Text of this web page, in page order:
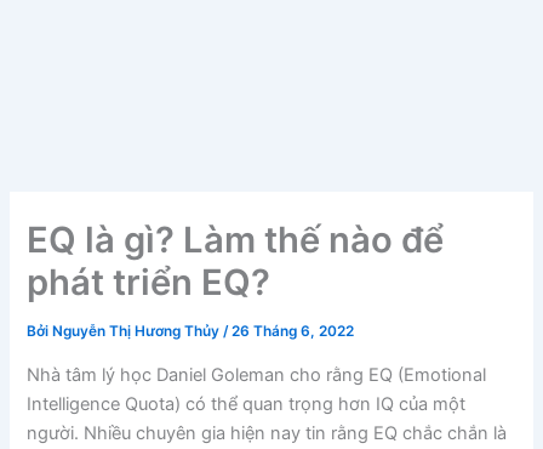
EQ là gì? Làm thế nào để
phát triển EQ?
Bởi Nguyễn Thị Hương Thủy/26 Tháng 6, 2022
Nhà tâm lý học Daniel Goleman cho rằng EQ (Emotional
Intelligence Quota) có thể quan trọng hơn IQ của một
người. Nhiều chuyên gia hiện nay tin rằng EQ chắc chắn là